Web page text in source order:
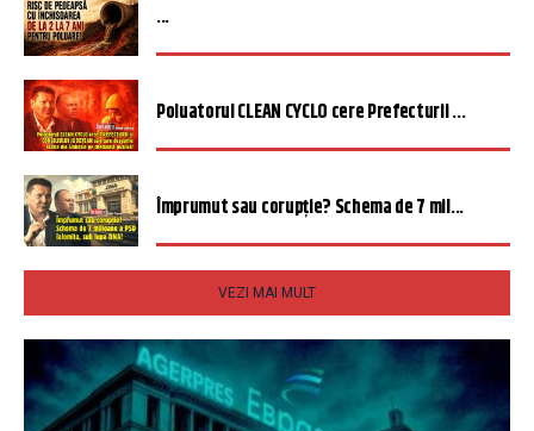
...
Poluatorul CLEAN CYCLO cere Prefecturii ...
Împrumut sau corupție? Schema de 7 mil...
VEZI MAI MULT